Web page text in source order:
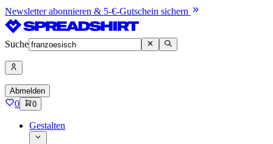
Newsletter abonnieren & 5-€-Gutschein sichern
Suche
Abmelden
0 0
Gestalten